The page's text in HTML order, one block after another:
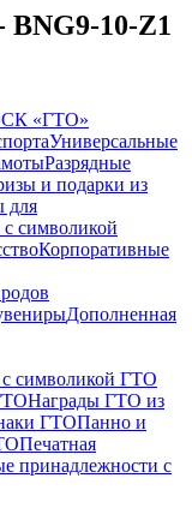
10-Z1
«ГТО»
Универсальные
Разрядные
и подарки из
для
символикой
Корпоративные
Дополненная
символикой ГТО
Награды ГТО из
ГТОПанно и
Печатная
принадлежности с